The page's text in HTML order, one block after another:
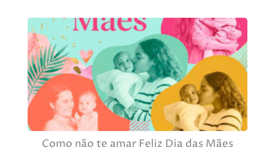
Como não te amar Feliz Dia das Mães